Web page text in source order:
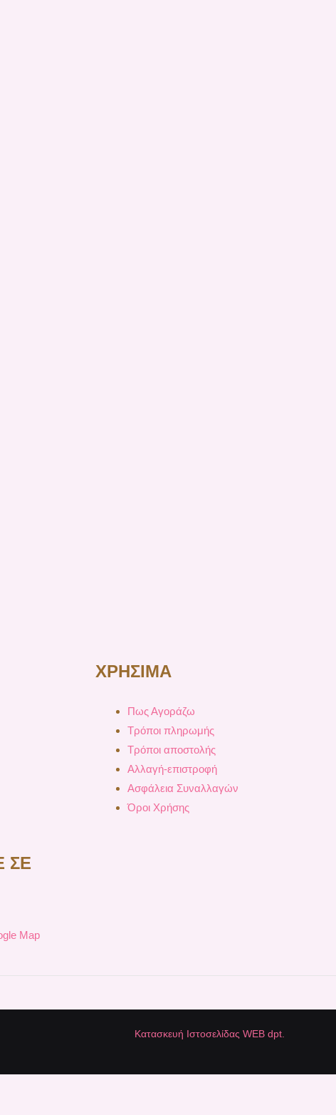
ΣΕ
Map
ΧΡΗΣΙΜΑ
Πως Αγοράζω
Τρόποι πληρωμής
Τρόποι αποστολής
Αλλαγή-επιστροφή
Ασφάλεια Συναλλαγών
Όροι Χρήσης
Κατασκευή Ιστοσελίδας WEB dpt.